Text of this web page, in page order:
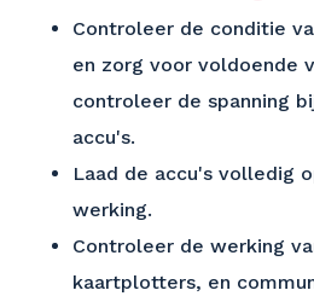
Controleer de conditie
en zorg voor voldoende
controleer de spanning
accu's.
Laad de accu's volledig
werking.
Controleer de werking
kaartplotters, en